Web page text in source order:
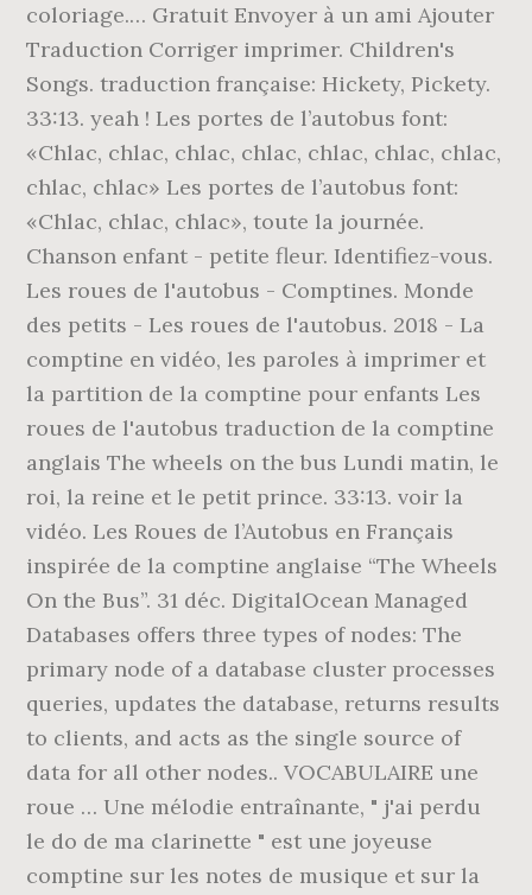
coloriage.… Gratuit Envoyer à un ami Ajouter
Traduction Corriger imprimer. Children's
Songs. traduction française: Hickety, Pickety.
33:13. yeah ! Les portes de l’autobus font:
«Chlac, chlac, chlac, chlac, chlac, chlac, chlac,
chlac, chlac» Les portes de l’autobus font:
«Chlac, chlac, chlac», toute la journée.
Chanson enfant - petite fleur. Identifiez-vous.
Les roues de l'autobus - Comptines. Monde
des petits - Les roues de l'autobus. 2018 - La
comptine en vidéo, les paroles à imprimer et
la partition de la comptine pour enfants Les
roues de l'autobus traduction de la comptine
anglais The wheels on the bus Lundi matin, le
roi, la reine et le petit prince. 33:13. voir la
vidéo. Les Roues de l’Autobus en Français
inspirée de la comptine anglaise “The Wheels
On the Bus”. 31 déc. DigitalOcean Managed
Databases offers three types of nodes: The
primary node of a database cluster processes
queries, updates the database, returns results
to clients, and acts as the single source of
data for all other nodes.. VOCABULAIRE une
roue … Une mélodie entraînante, " j'ai perdu
le do de ma clarinette " est une joyeuse
comptine sur les notes de musique et sur la